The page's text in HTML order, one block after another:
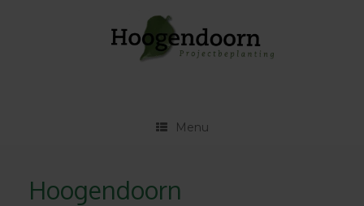
Menu
Hoogendoorn